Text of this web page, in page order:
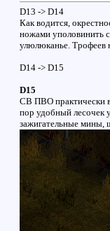
D13 -> D14
Как водится,
ножами уполовинить
улюлюканье. Трофеев
D14 -> D15
D15
СВ ПВО практически
пор удобный лесочек
зажигательные мины,